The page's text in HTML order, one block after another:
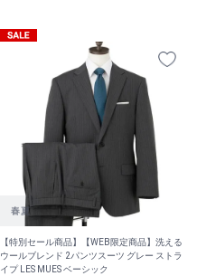
【特別セール商品】【WEB限定商品】洗える
ウールブレンド 2パンツスーツ グレー ストラ
イプ LES MUES ベーシック